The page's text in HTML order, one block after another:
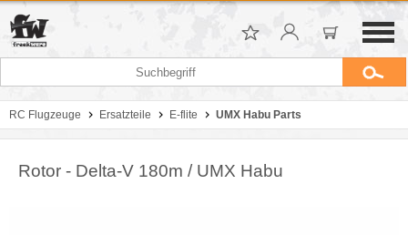
RC Flugzeuge Ersatzteile E-flite UMX Habu Parts
Rotor - Delta-V 180m / UMX Habu